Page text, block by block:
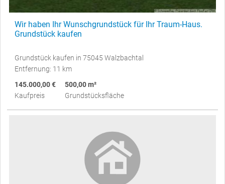
Wir haben Ihr Wunschgrundstück für Ihr Traum-Haus.
Grundstück kaufen
Grundstück kaufen in 75045 Walzbachtal
Entfernung: 11 km
145.000,00 €
Kaufpreis
500,00 m²
Grundstücksfläche